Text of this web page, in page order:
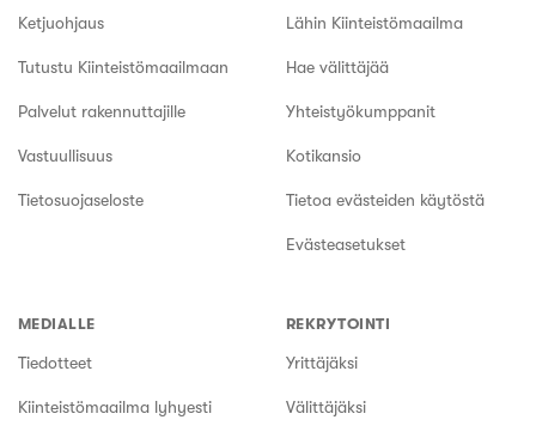
Ketjuohjaus
Tutustu Kiinteistömaailmaan
Palvelut rakennuttajille
Vastuullisuus
Tietosuojaseloste
Lähin Kiinteistömaailma
Hae välittäjää
Yhteistyökumppanit
Kotikansio
Tietoa evästeiden käytöstä
Evästeasetukset
MEDIALLE
Tiedotteet
Kiinteistömaailma lyhyesti
REKRYTOINTI
Yrittäjäksi
Välittäjäksi